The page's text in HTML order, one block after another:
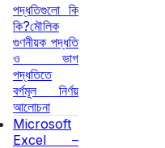
পদ্ধতিগুলো কি
কি?মৌলিক
গুণনীয়ক পদ্ধতি
ও ভাগ
পদ্ধতিতে
বর্গমূল নির্ণয়
আলোচনা
Microsoft
Excel –